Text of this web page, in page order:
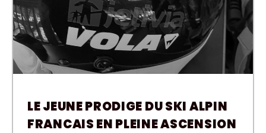
LE JEUNE PRODIGE DU SKI ALPIN
FRANCAIS EN PLEINE ASCENSION